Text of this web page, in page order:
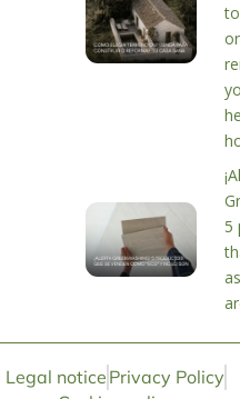
or
5
Legal notice Privacy Policy